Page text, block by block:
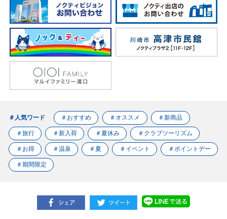
＃人気ワード ＃おすすめ ＃オススメ ＃新商品
＃旅行 ＃新入荷 ＃夏休み ＃クラブツーリズム
＃お得 ＃温泉 ＃夏 ＃イベント ＃ポイントデー
＃期間限定